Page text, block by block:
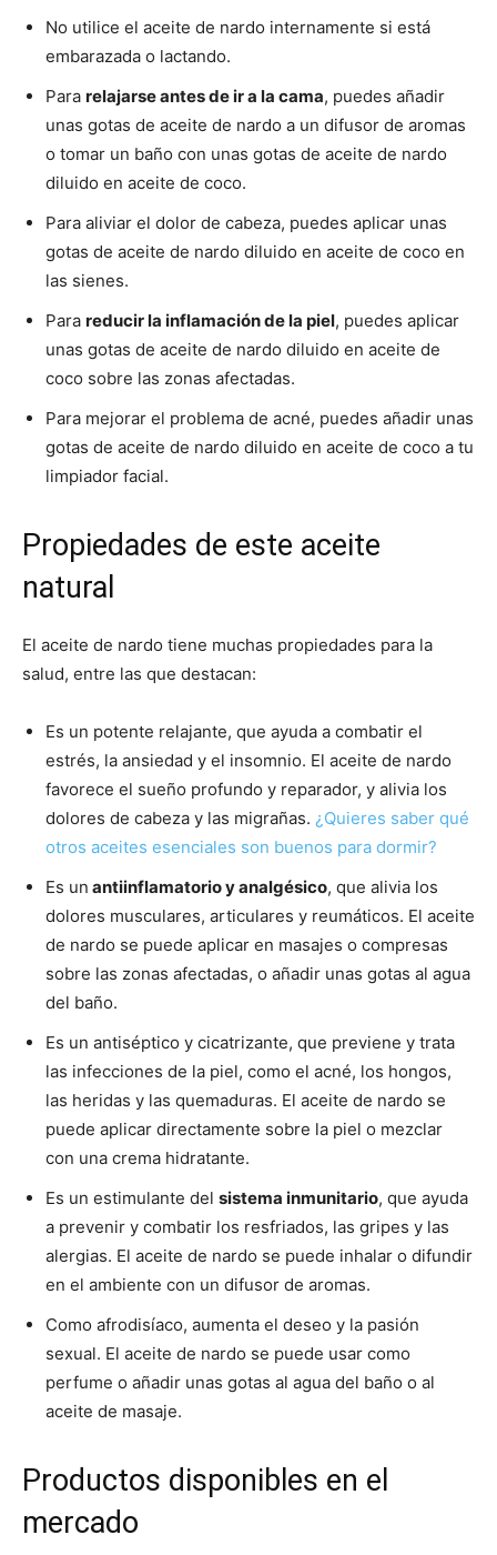
No utilice el aceite de nardo internamente si está
embarazada o lactando.
Para relajarse antes de ir a la cama, puedes añadir
unas gotas de aceite de nardo a un difusor de aromas
o tomar un baño con unas gotas de aceite de nardo
diluido en aceite de coco.
Para aliviar el dolor de cabeza, puedes aplicar unas
gotas de aceite de nardo diluido en aceite de coco en
las sienes.
Para reducir la inflamación de la piel, puedes aplicar
unas gotas de aceite de nardo diluido en aceite de
coco sobre las zonas afectadas.
Para mejorar el problema de acné, puedes añadir unas
gotas de aceite de nardo diluido en aceite de coco a tu
limpiador facial.
Propiedades de este aceite
natural
El aceite de nardo tiene muchas propiedades para la
salud, entre las que destacan:
Es un potente relajante, que ayuda a combatir el
estrés, la ansiedad y el insomnio. El aceite de nardo
favorece el sueño profundo y reparador, y alivia los
dolores de cabeza y las migrañas. ¿Quieres saber qué
otros aceites esenciales son buenos para dormir?
Es un antiinflamatorio y analgésico, que alivia los
dolores musculares, articulares y reumáticos. El aceite
de nardo se puede aplicar en masajes o compresas
sobre las zonas afectadas, o añadir unas gotas al agua
del baño.
Es un antiséptico y cicatrizante, que previene y trata
las infecciones de la piel, como el acné, los hongos,
las heridas y las quemaduras. El aceite de nardo se
puede aplicar directamente sobre la piel o mezclar
con una crema hidratante.
Es un estimulante del sistema inmunitario, que ayuda
a prevenir y combatir los resfriados, las gripes y las
alergias. El aceite de nardo se puede inhalar o difundir
en el ambiente con un difusor de aromas.
Como afrodisíaco, aumenta el deseo y la pasión
sexual. El aceite de nardo se puede usar como
perfume o añadir unas gotas al agua del baño o al
aceite de masaje.
Productos disponibles en el
mercado